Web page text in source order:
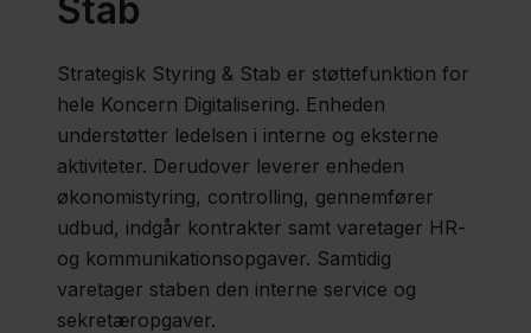
Stab
Strategisk Styring & Stab er støttefunktion for
hele Koncern Digitalisering. Enheden
understøtter ledelsen i interne og eksterne
aktiviteter. Derudover leverer enheden
økonomistyring, controlling, gennemfører
udbud, indgår kontrakter samt varetager HR-
og kommunikationsopgaver. Samtidig
varetager staben den interne service og
sekretæropgaver.